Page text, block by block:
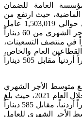
العامة للضمان
الماضية، حيث ارتفع من
366,000 عامل وعاملة في عام 2000 إلى حوالي 1,503,019 عامل
وعاملة في عام 2022. كما ارتفع معدل الأجر الشهري من 60 ديناراً
ليصل إلى 211 ديناراً في منتصف التسعينات،
546 ديناراً في عام 2021 في القطاعين العام والخاص،
حيث بلغ المتوسط الأجور للذكور 563 ديناراً أردنياً مقابل 505 ديناراً
متوسط الأجر الشهري
للعامل في القطاع العام 643 ديناراً أردنياً خلال العام 2021، حيث بلغ
المتوسط للذكور في القطاع العام 679 ديناراً أردنياً، مقابل 585 ديناراً
الأجر الشهري للعامل